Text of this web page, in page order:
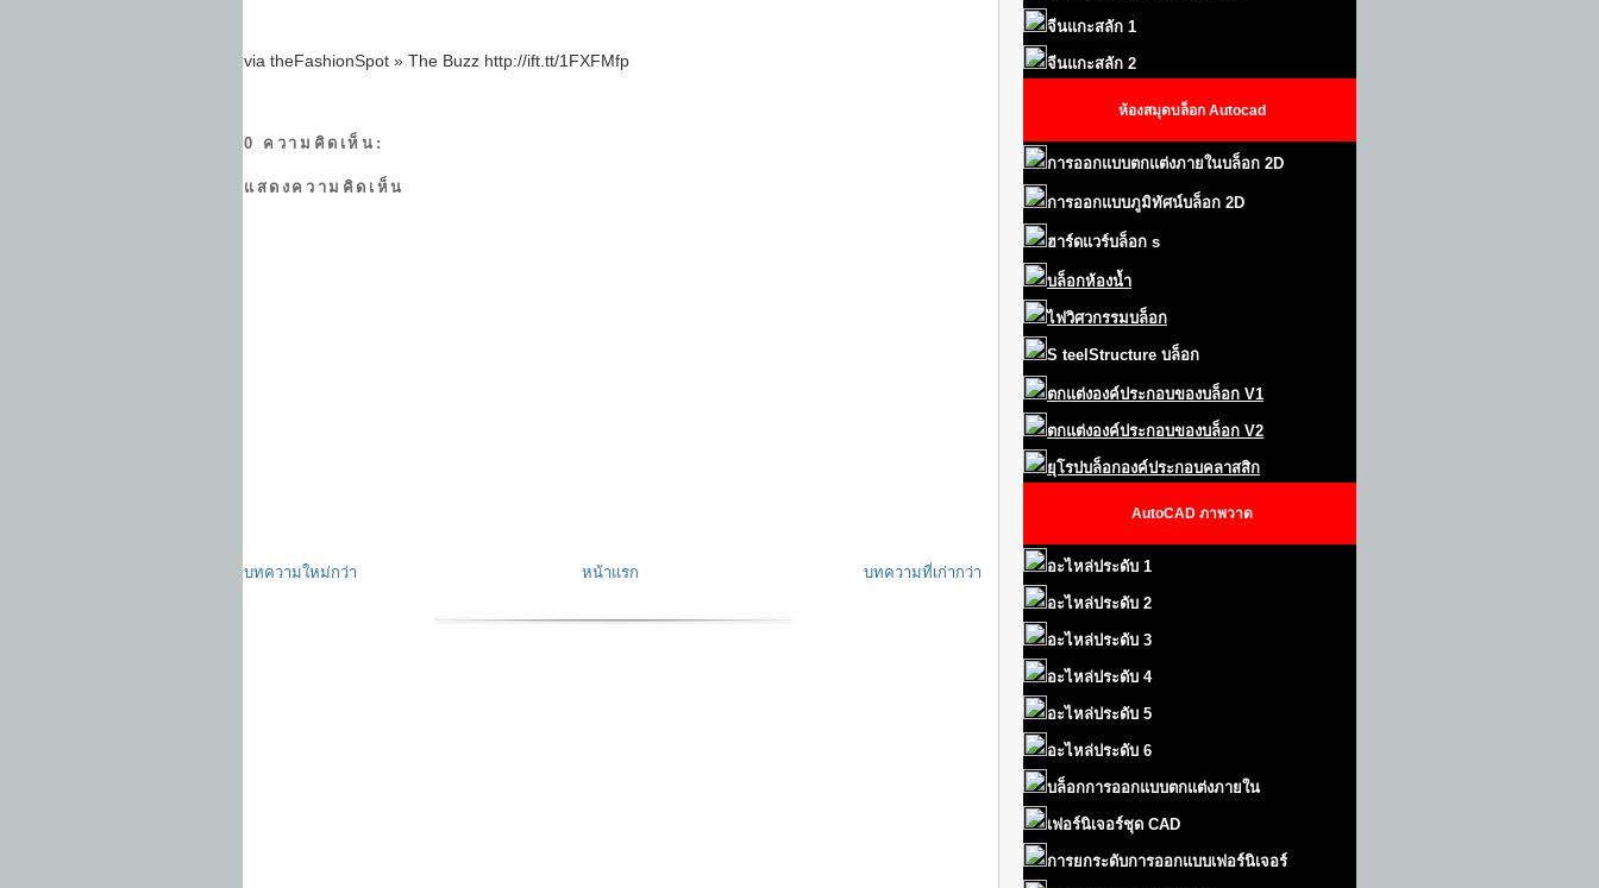
via theFashionSpot » The Buzz http://ift.tt/1FXFMfp
0 ความคิดเห็น:
แสดงความคิดเห็น
บทความใหม่กว่า บทความที่เก่ากว่า
หน้าแรก
จีนแกะสลัก 1
จีนแกะสลัก 2
ห้องสมุดบล็อก Autocad
การออกแบบตกแต่งภายในบล็อก 2D
การออกแบบภูมิทัศน์บล็อก 2D
ฮาร์ดแวร์บล็อก s
บล็อกห้องน้ำ
ไฟวิศวกรรมบล็อก
S teel Structure บล็อก
ตกแต่งองค์ประกอบของบล็อก V1
ตกแต่งองค์ประกอบของบล็อก V2
ยุโรปบล็อกองค์ประกอบคลาสสิก
AutoCAD ภาพวาด
อะไหล่ประดับ 1
อะไหล่ประดับ 2
อะไหล่ประดับ 3
อะไหล่ประดับ 4
อะไหล่ประดับ 5
อะไหล่ประดับ 6
บล็อกการออกแบบตกแต่งภายใน
เฟอร์นิเจอร์ชุด CAD
การยกระดับการออกแบบเฟอร์นิเจอร์